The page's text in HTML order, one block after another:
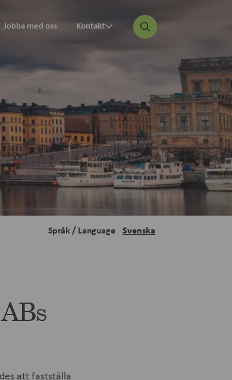
Jobba med oss Kontakt
Språk / Language Svenska
att fastställa